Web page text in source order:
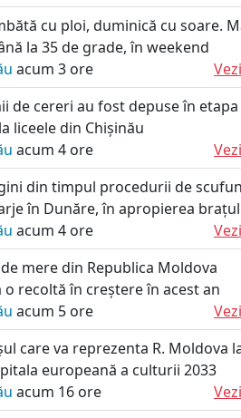
cu ploi, duminică cu soare.
la 35 de grade, în weekend
acum 3 ore
de cereri au fost depuse în
liceele din Chișinău
acum 4 ore
din timpul procedurii de
în Dunăre, în apropierea
acum 4 ore
mere din Republica Moldova
recoltă în creștere în acest an
acum 5 ore
care va reprezenta R. Moldova
europeană a culturii 2033
acum 16 ore